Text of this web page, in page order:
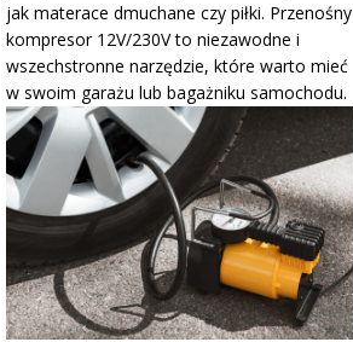
jak materace dmuchane czy piłki. Przenośny
kompresor 12V/230V to niezawodne i
wszechstronne narzędzie, które warto mieć
w swoim garażu lub bagażniku samochodu.